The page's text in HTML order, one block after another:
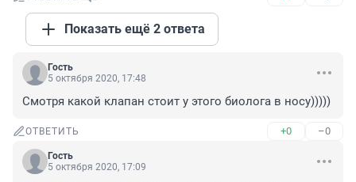
Показать ещё 2 ответа
Гость
5 октября 2020, 17:48
Смотря какой клапан стоит у этого биолога в носу)))))
ОТВЕТИТЬ +0 –0
Гость
5 октября 2020, 17:09